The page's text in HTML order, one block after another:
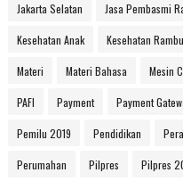
Jakarta Selatan Jasa Pembasmi
Kesehatan Anak Kesehatan
Materi Materi Bahasa Mesin
PAFI Payment Payment
Pemilu 2019 Pendidikan
Perumahan Pilpres Pilpres